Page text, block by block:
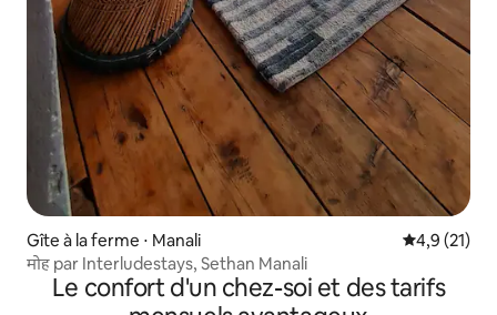
Gîte à la ferme ⋅ Manali Évaluation
4,9 (21)
मोह par Interludestays, Sethan Manali
Le confort d'un chez-soi et des tarifs